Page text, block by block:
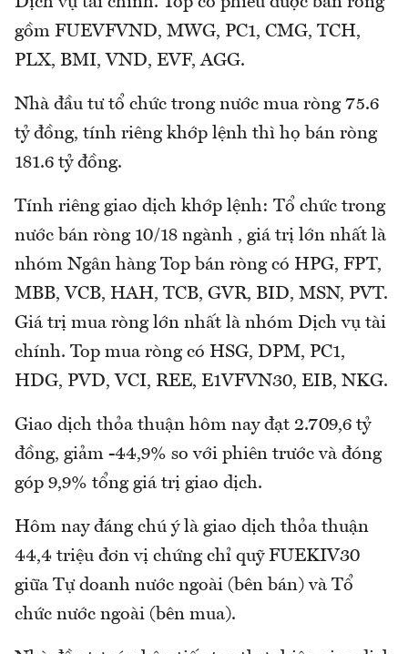
gồm FUEVFVND, MWG, PC1, CMG, TCH,
PLX, BMI, VND, EVF, AGG.
Nhà đầu tư tổ chức trong nước mua ròng 75.6
tỷ đồng, tính riêng khớp lệnh thì họ bán ròng
181.6 tỷ đồng.
Tính riêng giao dịch khớp lệnh: Tổ chức trong
nước bán ròng 10/18 ngành , giá trị lớn nhất là
nhóm Ngân hàng Top bán ròng có HPG, FPT,
MBB, VCB, HAH, TCB, GVR, BID, MSN, PVT.
Giá trị mua ròng lớn nhất là nhóm Dịch vụ tài
chính. Top mua ròng có HSG, DPM, PC1,
HDG, PVD, VCI, REE, E1VFVN30, EIB, NKG.
Giao dịch thỏa thuận hôm nay đạt 2.709,6 tỷ
đồng, giảm -44,9% so với phiên trước và đóng
góp 9,9% tổng giá trị giao dịch.
Hôm nay đáng chú ý là giao dịch thỏa thuận
44,4 triệu đơn vị chứng chỉ quỹ FUEKIV30
giữa Tự doanh nước ngoài (bên bán) và Tổ
chức nước ngoài (bên mua).